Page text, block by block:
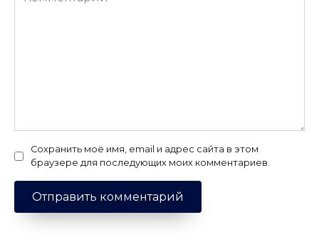
Сохранить моё имя, email и адрес сайта в этом
браузере для последующих моих комментариев.